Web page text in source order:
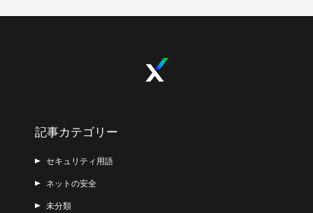
記事カテゴリー
セキュリティ用語
ネットの安全
未分類